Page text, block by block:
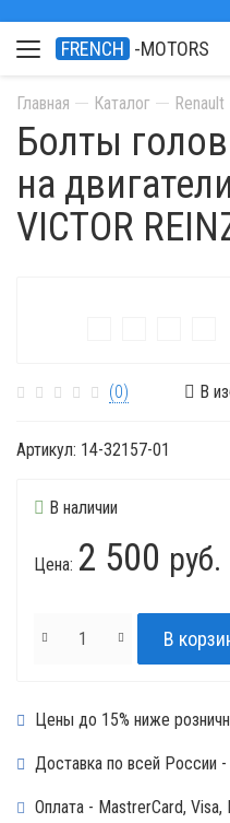
FRENCH -MOTORS
Главная Каталог Renault
Болты
на
VICTOR
(0) В
Артикул: 14-32157-01
В наличии
Цена: 2 500 руб.
Цены до 15% ниже
Доставка по всей России
Оплата - MastrerCard, Visa,